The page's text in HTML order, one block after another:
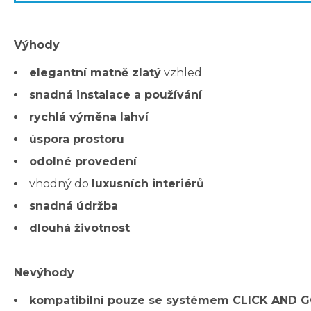
Výhody
elegantní matně zlatý vzhled
snadná instalace a používání
rychlá výměna lahví
úspora prostoru
odolné provedení
vhodný do luxusních interiérů
snadná údržba
dlouhá životnost
Nevýhody
kompatibilní pouze se systémem CLICK AND